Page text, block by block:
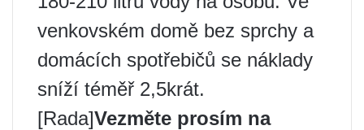
venkovském domě bez sprchy a
domácích spotřebičů se náklady
sníží téměř 2,5krát.
[Rada]Vezměte prosím na